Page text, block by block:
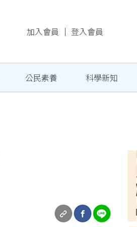
加入會員 ｜ 登入會員
公民素養 科學新知